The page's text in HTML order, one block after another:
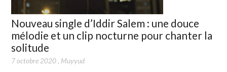
Nouveau single d’Iddir Salem : une douce
mélodie et un clip nocturne pour chanter la
solitude
7 octobre 2020, Muyyud